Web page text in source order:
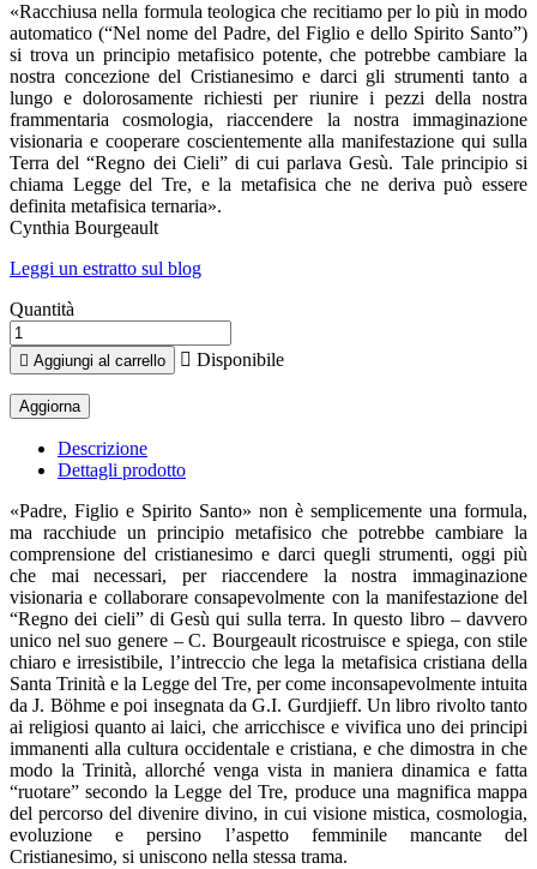
«Racchiusa nella formula teologica che recitiamo per lo più in modo
automatico (“Nel nome del Padre, del Figlio e dello Spirito Santo”)
si trova un principio metafisico potente, che potrebbe cambiare la
nostra concezione del Cristianesimo e darci gli strumenti tanto a
lungo e dolorosamente richiesti per riunire i pezzi della nostra
frammentaria cosmologia, riaccendere la nostra immaginazione
visionaria e cooperare coscientemente alla manifestazione qui sulla
Terra del “Regno dei Cieli” di cui parlava Gesù. Tale principio si
chiama Legge del Tre, e la metafisica che ne deriva può essere
definita metafisica ternaria».
Cynthia Bourgeault
Leggi un estratto sul blog
Quantità
 Aggiungi al carrello  Disponibile
Descrizione
Dettagli prodotto
«Padre, Figlio e Spirito Santo» non è semplicemente una formula,
ma racchiude un principio metafisico che potrebbe cambiare la
comprensione del cristianesimo e darci quegli strumenti, oggi più
che mai necessari, per riaccendere la nostra immaginazione
visionaria e collaborare consapevolmente con la manifestazione del
“Regno dei cieli” di Gesù qui sulla terra. In questo libro – davvero
unico nel suo genere – C. Bourgeault ricostruisce e spiega, con stile
chiaro e irresistibile, l’intreccio che lega la metafisica cristiana della
Santa Trinità e la Legge del Tre, per come inconsapevolmente intuita
da J. Böhme e poi insegnata da G.I. Gurdjieff. Un libro rivolto tanto
ai religiosi quanto ai laici, che arricchisce e vivifica uno dei principi
immanenti alla cultura occidentale e cristiana, e che dimostra in che
modo la Trinità, allorché venga vista in maniera dinamica e fatta
“ruotare” secondo la Legge del Tre, produce una magnifica mappa
del percorso del divenire divino, in cui visione mistica, cosmologia,
evoluzione e persino l’aspetto femminile mancante del
Cristianesimo, si uniscono nella stessa trama.